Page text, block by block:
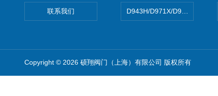
联系我们 D943H/D971X/D971F46法兰
Copyright © 2026 硕翔阀门（上海）有限公司 版权所有